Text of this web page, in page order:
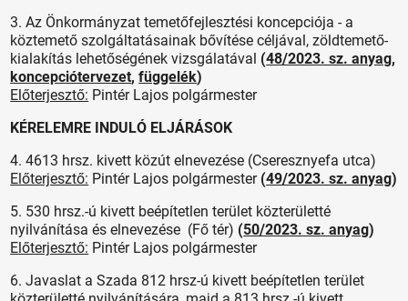
3. Az Önkormányzat temetőfejlesztési koncepciója - a
köztemető szolgáltatásainak bővítése céljával, zöldtemető-
kialakítás lehetőségének vizsgálatával (48/2023. sz. anyag,
koncepciótervezet,függelék)
Előterjesztő: Pintér Lajos polgármester
KÉRELEMRE INDULÓ ELJÁRÁSOK
4. 4613 hrsz. kivett közút elnevezése (Cseresznyefa utca)
Előterjesztő: Pintér Lajos polgármester (49/2023. sz. anyag)
5. 530 hrsz.-ú kivett beépítetlen terület közterületté
nyilvánítása és elnevezése (Fő tér) (50/2023. sz. anyag)
Előterjesztő: Pintér Lajos polgármester
6. Javaslat a Szada 812 hrsz-ú kivett beépítetlen terület